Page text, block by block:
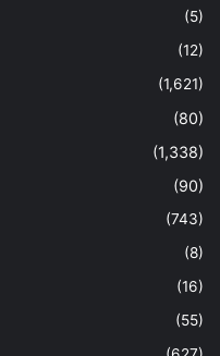
(5)
(12)
(1,621)
(80)
(1,338)
(90)
(743)
(8)
(16)
(55)